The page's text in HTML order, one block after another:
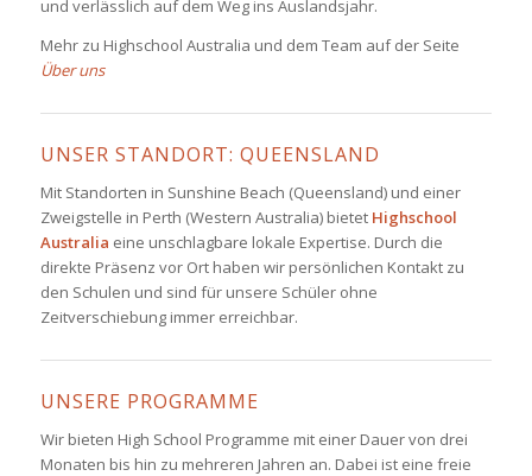
und verlässlich auf dem Weg ins Auslandsjahr.
Mehr zu Highschool Australia und dem Team auf der Seite
Über uns
UNSER STANDORT: QUEENSLAND
Mit Standorten in Sunshine Beach (Queensland) und einer
Zweigstelle in Perth (Western Australia) bietet Highschool
Australia eine unschlagbare lokale Expertise. Durch die
direkte Präsenz vor Ort haben wir persönlichen Kontakt zu
den Schulen und sind für unsere Schüler ohne
Zeitverschiebung immer erreichbar.
UNSERE PROGRAMME
Wir bieten High School Programme mit einer Dauer von drei
Monaten bis hin zu mehreren Jahren an. Dabei ist eine freie